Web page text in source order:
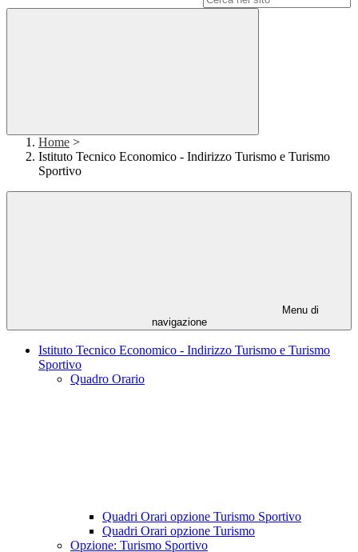
Home >
Istituto Tecnico Economico - Indirizzo Turismo e Turismo
Sportivo
Menu di
navigazione
Istituto Tecnico Economico - Indirizzo Turismo e Turismo
Sportivo
Quadro Orario
Quadri Orari opzione Turismo Sportivo
Quadri Orari opzione Turismo
Opzione: Turismo Sportivo